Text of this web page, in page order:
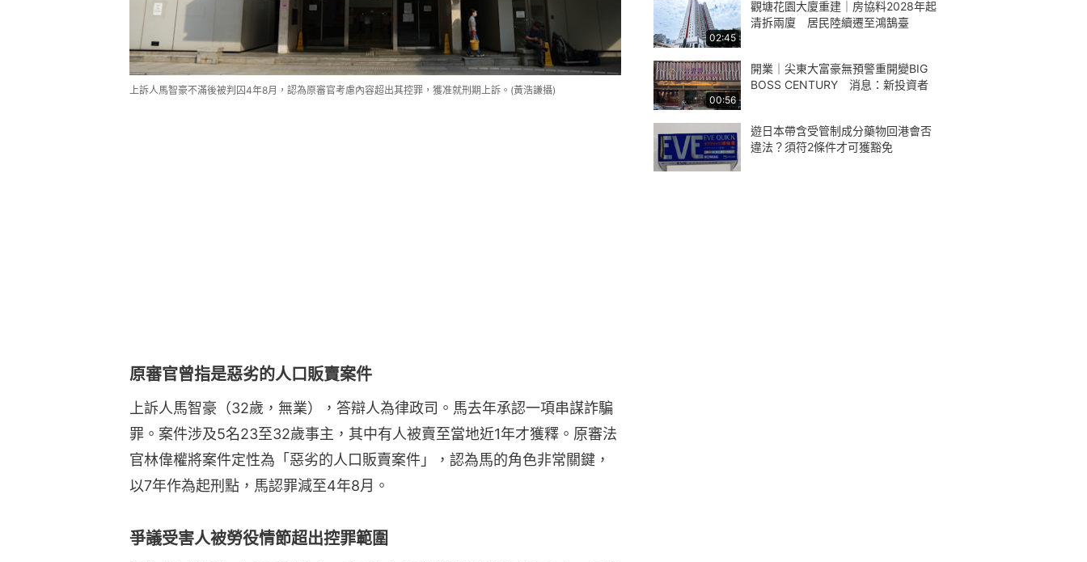
上訴人馬智豪不滿後被判囚4年8月，認為原審官考慮內容超出其控罪，獲准就刑期上訴。(黃浩謙攝)
原審官曾指是惡劣的人口販賣案件
上訴人馬智豪（32歲，無業），答辯人為律政司。馬去年承認一項串謀詐騙
罪。案件涉及5名23至32歲事主，其中有人被賣至當地近1年才獲釋。原審法
官林偉權將案件定性為「惡劣的人口販賣案件」，認為馬的角色非常關鍵，
以7年作為起刑點，馬認罪減至4年8月。
爭議受害人被勞役情節超出控罪範圍
02:45
觀塘花園大廈重建｜房協料2028年起
清拆兩廈 居民陸續遷至鴻鵠臺
00:56
開業｜尖東大富豪無預警重開變BIG
BOSS CENTURY 消息：新投資者
遊日本帶含受管制成分藥物回港會否
違法？須符2條件才可獲豁免